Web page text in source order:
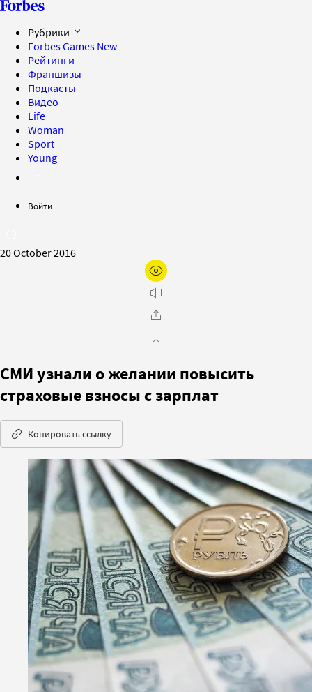
Рубрики
Forbes Games New
Рейтинги
Франшизы
Подкасты
Видео
Life
Woman
Sport
Young
Войти
20 October 2016
СМИ узнали о желании повысить
страховые взносы с зарплат
Копировать ссылку